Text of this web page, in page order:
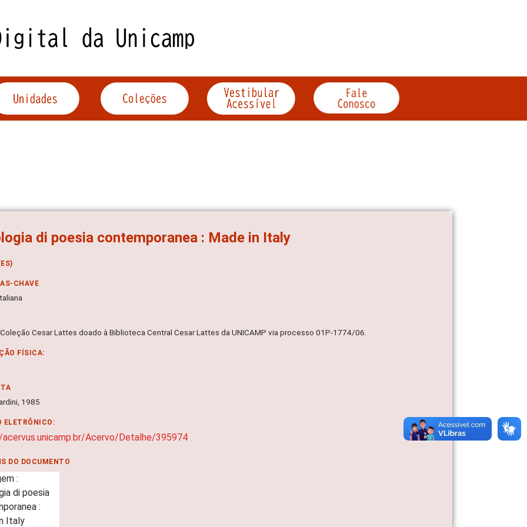
di poesia contemporanea : Made in Italy
CHAVE
Cesar Lattes doado à Biblioteca Central Cesar Lattes da UNICAMP via processo 01P-1774/06.
FÍSICA:
1985
ELETRÔNICO:
Acervo/Detalhe/395974
DO DOCUMENTO